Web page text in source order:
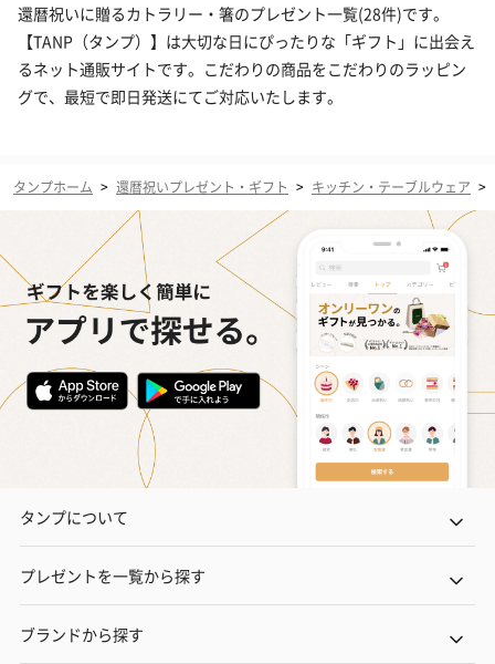
還暦祝いに贈るカトラリー・箸のプレゼント一覧(28件)です。
【TANP（タンプ）】は大切な日にぴったりな「ギフト」に出会え
るネット通販サイトです。こだわりの商品をこだわりのラッピン
グで、最短で即日発送にてご対応いたします。
タンプホーム > 還暦祝いプレゼント・ギフト > キッチン・テーブルウェア >
タンプについて
プレゼントを一覧から探す
ブランドから探す